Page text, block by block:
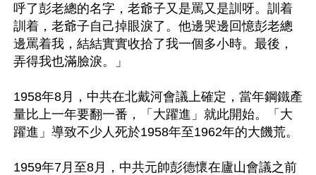
呼了彭老總的名字，老爺子又是罵又是訓呀。訓着
訓着，老爺子自己掉眼淚了。他邊哭邊回憶彭老總
邊罵着我，結結實實收拾了我一個多小時。最後，
弄得我也滿臉淚。」
1958年8月，中共在北戴河會議上確定，當年鋼鐵產
量比上一年要翻一番，「大躍進」就此開始。「大
躍進」導致不少人死於1958年至1962年的大饑荒。
1959年7月至8月，中共元帥彭德懷在廬山會議之前